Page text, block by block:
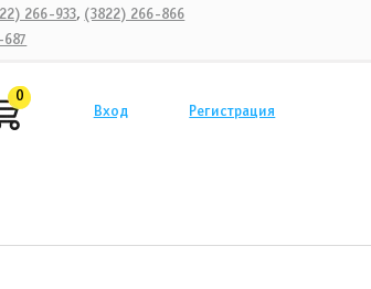
266-933, (3822) 266-866
0
Вход
Регистрация